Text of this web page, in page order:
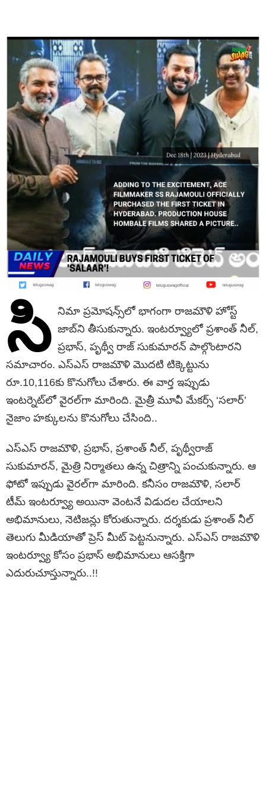
సి నిమా ప్రమోషన్స్‌లో భాగంగా రాజమౌళి హోస్ట్
జాబ్‌ని తీసుకున్నారు. ఇంటర్వ్యూలో ప్రశాంత్ నీల్,
ప్రభాస్, పృథ్వీ రాజ్ సుకుమారన్ పాల్గొంటారని
సమాచారం. ఎస్ఎస్ రాజమౌళి మొదటి టిక్కెట్టును
రూ.10,116కు కొనుగోలు చేశారు. ఈ వార్త ఇప్పుడు
ఇంటర్నెట్‌లో వైరల్‌గా మారింది. మైత్రీ మూవీ మేకర్స్ ‘సలార్’
నైజాం హక్కులను కొనుగోలు చేసింది..
ఎస్ఎస్ రాజమౌళి, ప్రభాస్, ప్రశాంత్ నీల్, పృథ్వీరాజ్
సుకుమారన్, మైత్రి నిర్మాతలు ఉన్న చిత్రాన్ని పంచుకున్నారు. ఆ
ఫోటో ఇప్పుడు వైరల్‌గా మారింది. కనీసం రాజమౌళి, సలార్
టీమ్ ఇంటర్వ్యూ అయినా వెంటనే విడుదల చేయాలని
అభిమానులు, నెటిజన్లు కోరుతున్నారు. దర్శకుడు ప్రశాంత్ నీల్
తెలుగు మీడియాతో ప్రెస్ మీట్ పెట్టనున్నారు. ఎస్ఎస్ రాజమౌళి
ఇంటర్వ్యూ కోసం ప్రభాస్ అభిమానులు ఆసక్తిగా
ఎదురుచూస్తున్నారు..!!